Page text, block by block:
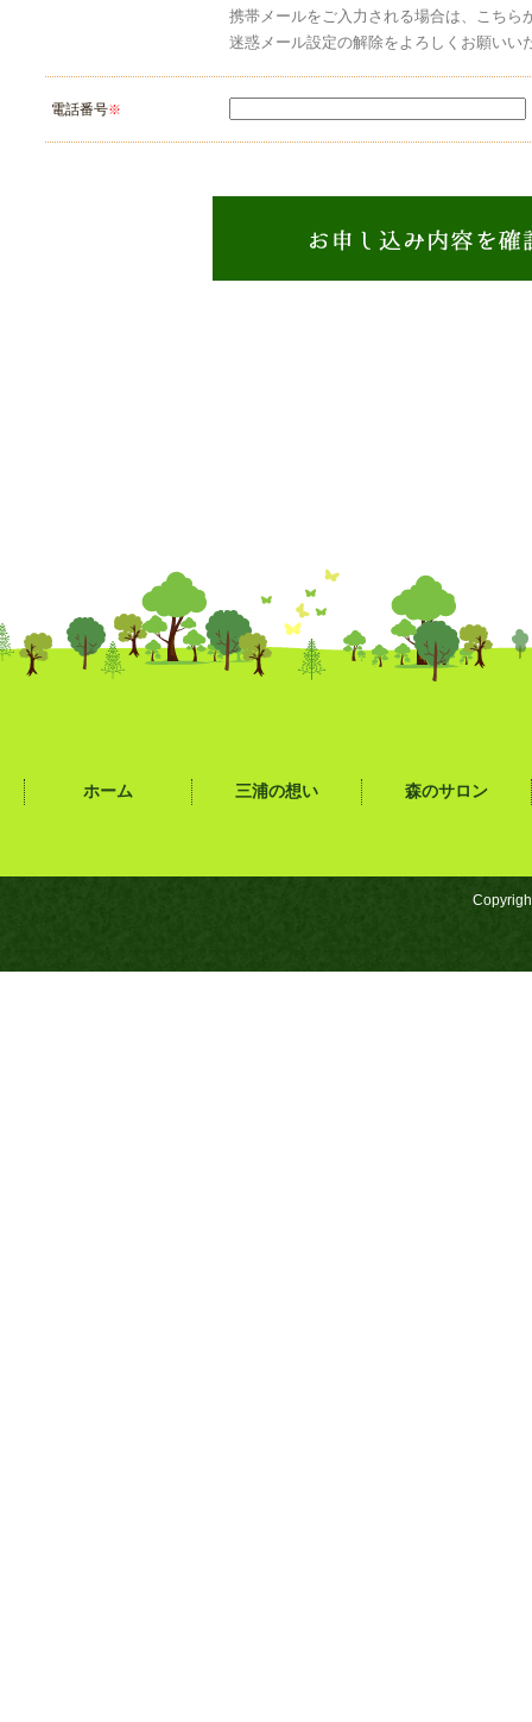
携帯メールをご入力される場合は、こち
迷惑メール設定の解除をよろしくお願いい
電話番号※
ホーム 三浦の想い 森のサロン